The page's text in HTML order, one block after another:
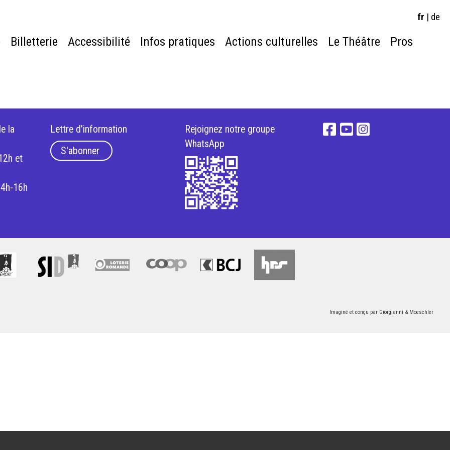
fr | de
Billetterie Accessibilité Infos pratiques Actions culturelles Le Théâtre Pros
la
et
16h
Lettre d’information
S'abonner
Rejoignez notre groupe
WhatsApp
Imaginé et conçu par Giorgianni & Moeschler